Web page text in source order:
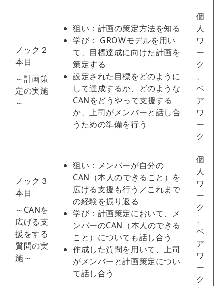
ノック２
本目
～計画策
定の実施
～
狙い：計画の策定方法を知る
学び： GROWモデルを用い
て、目標達成に向けた計画を
策定する
設定された目標をどのように
して達成するか、どのような
CANをどうやって支援する
か、上司がメンバーと話し合
うための準備を行う
個
人
ワ
ー
ク
、
ペ
ア
ワ
ー
ク
ノック３
本目
～CANを
広げる支
援をする
質問の実
施～
狙い：メンバーが自分の
CAN（本人のできること）を
広げる支援も行う／これまで
の経験を振り返る
学び：計画策定において、メ
ンバーのCAN（本人のできる
こと）についても話し合う
作成した質問を用いて、上司
がメンバーと計画策定につい
て話し合う
個
人
ワ
ー
ク
、
ペ
ア
ワ
ー
ク